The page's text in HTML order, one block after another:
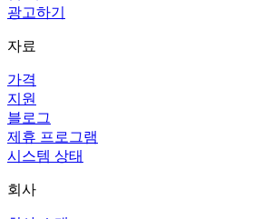
광고하기
자료
가격
지원
블로그
제휴 프로그램
시스템 상태
회사